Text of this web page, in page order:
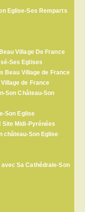
Eglise-Ses Remparts
Village De France
Ses Eglises
Beau Village de France
de France
Son Château-Son
Son Eglise
Midi-Pyrénées
château-Son Eglise
Sa Cathédrale-Son